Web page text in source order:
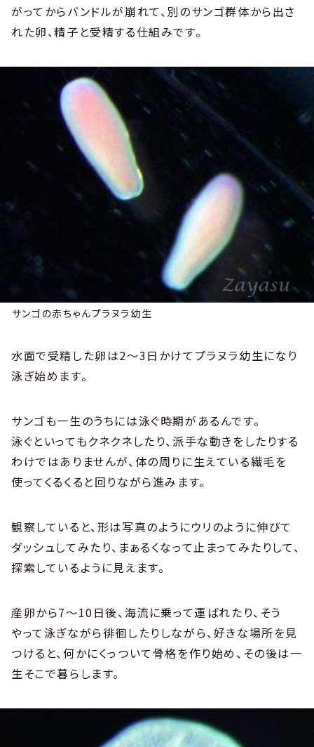
がってからバンドルが崩れて、別のサンゴ群体から出さ
れた卵、精子と受精する仕組みです。
サンゴの赤ちゃんプラヌラ幼生
水面で受精した卵は2～3日かけてプラヌラ幼生になり
泳ぎ始めます。
サンゴも一生のうちには泳ぐ時期があるんです。
泳ぐといってもクネクネしたり、派手な動きをしたりする
わけではありませんが、体の周りに生えている繊毛を
使ってくるくると回りながら進みます。
観察していると、形は写真のようにウリのように伸びて
ダッシュしてみたり、まぁるくなって止まってみたりして、
探索しているように見えます。
産卵から7～10日後、海流に乗って運ばれたり、そう
やって泳ぎながら徘徊したりしながら、好きな場所を見
つけると、何かにくっついて骨格を作り始め、その後は一
生そこで暮らします。